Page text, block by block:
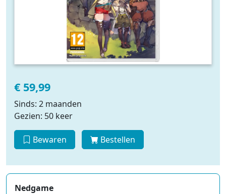
€ 59,99
Sinds: 2 maanden
Gezien: 50 keer
Bewaren Bestellen
Nedgame